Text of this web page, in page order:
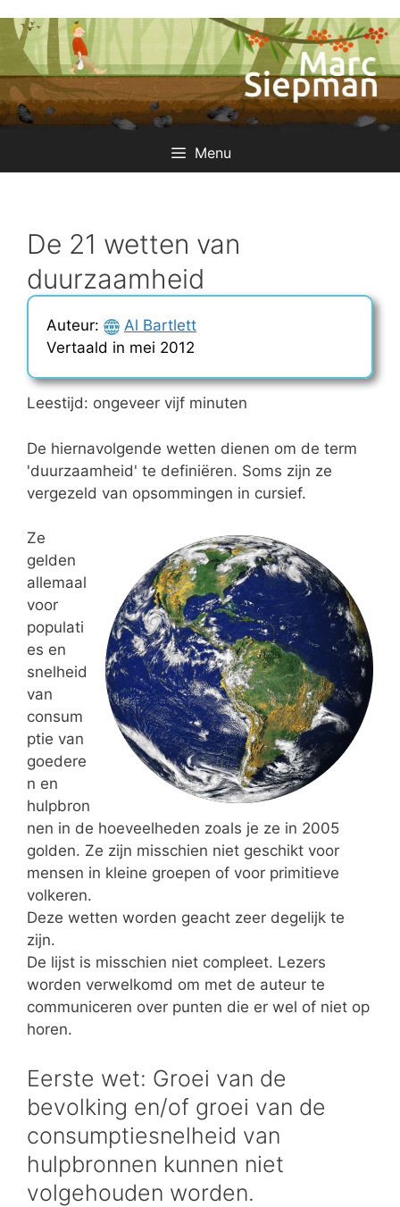
naar
inhoud
Menu
De 21 wetten van
duurzaamheid
Auteur:
Al Bartlett
Vertaald in mei 2012
Leestijd: ongeveer vijf minuten
De hiernavolgende wetten dienen om de term
'duurzaamheid' te definiëren. Soms zijn ze
vergezeld van opsommingen in cursief.
Ze
gelden
allemaal
voor
populati
es en
snelheid
van
consum
ptie van
goedere
n en
hulpbron
nen in de hoeveelheden zoals je ze in 2005
golden. Ze zijn misschien niet geschikt voor
mensen in kleine groepen of voor primitieve
volkeren.
Deze wetten worden geacht zeer degelijk te
zijn.
De lijst is misschien niet compleet. Lezers
worden verwelkomd om met de auteur te
communiceren over punten die er wel of niet op
horen.
Eerste wet: Groei van de
bevolking en/of groei van de
consumptiesnelheid van
hulpbronnen kunnen niet
volgehouden worden.